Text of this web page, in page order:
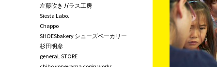
左藤吹きガラス工房
Siesta Labo.
Chappo
SHOESbakery シューズベーカリー
杉田明彦
generaL STORE